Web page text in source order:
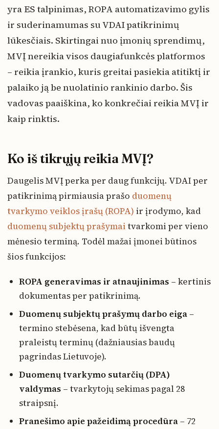
yra ES talpinimas, ROPA automatizavimo gylis
ir suderinamumas su VDAI patikrinimų
lūkesčiais. Skirtingai nuo įmonių sprendimų,
MVĮ nereikia visos daugiafunkcės platformos
– reikia įrankio, kuris greitai pasiekia atitiktį ir
palaiko ją be nuolatinio rankinio darbo. Šis
vadovas paaiškina, ko konkrečiai reikia MVĮ ir
kaip rinktis.
Ko iš tikrųjų reikia MVĮ?
Daugelis MVĮ perka per daug funkcijų. VDAI per
patikrinimą pirmiausia prašo duomenų
tvarkymo veiklos įrašų (ROPA) ir įrodymo, kad
duomenų subjektų prašymaitvarkomi per vieno
mėnesio terminą. Todėl mažai įmonei būtinos
šios funkcijos:
ROPA generavimas ir atnaujinimas – kertinis
dokumentas per patikrinimą.
Duomenų subjektų prašymų darbo eiga –
termino stebėsena, kad būtų išvengta
praleistų terminų (dažniausias baudų
pagrindas Lietuvoje).
Duomenų tvarkymo sutarčių (DPA)
valdymas – tvarkytojų sekimas pagal 28
straipsnį.
Pranešimo apie pažeidimą procedūra – 72